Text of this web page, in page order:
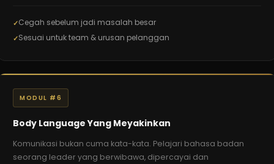
Cegah sebelum jadi masalah besar
Sesuai untuk team & urusan pelanggan
MODUL #6
Body Language Yang Meyakinkan
Komunikasi bukan cuma kata-kata. Pelajari bahasa badan
seorang leader yang berwibawa, dipercayai dan